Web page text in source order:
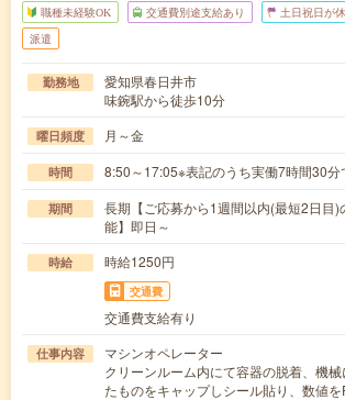
職種未経験OK 交通費別途支給あり 土日祝日が
派遣
勤務地
愛知県春日井市
味鋺駅から徒歩10分
曜日頻度 月～金
時間 8:50～17:05※表記のうち実働7時間30分
期間
長期【ご応募から1週間以内(最短2日目)
能】即日～
時給 時給1250円
交通費
交通費支給有り
仕事内容
マシンオペレーター
クリーンルーム内にて容器の脱着、機
たものをキャップしシール貼り、数値